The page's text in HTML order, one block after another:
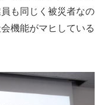
も同じく被災者なの
機能がマヒしている